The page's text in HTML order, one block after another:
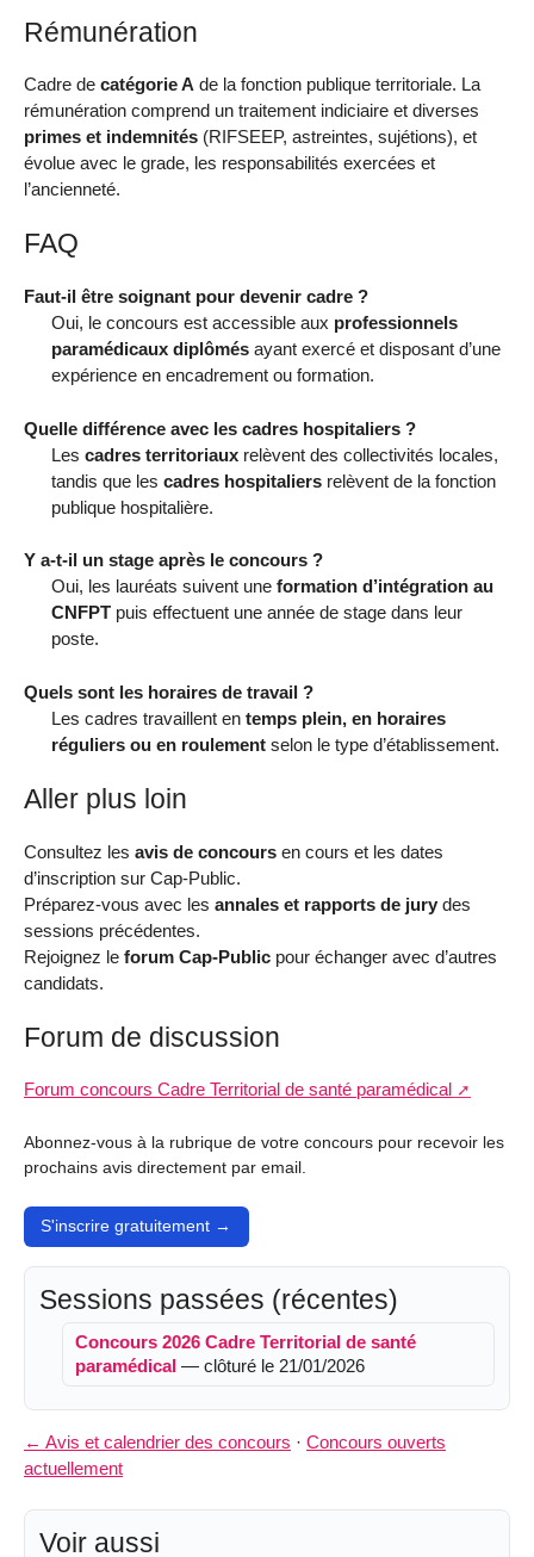
Rémunération
Cadre de catégorie A de la fonction publique territoriale. La
rémunération comprend un traitement indiciaire et diverses
primes et indemnités (RIFSEEP, astreintes, sujétions), et
évolue avec le grade, les responsabilités exercées et
l’ancienneté.
FAQ
Faut-il être soignant pour devenir cadre ?
Oui, le concours est accessible aux professionnels
paramédicaux diplômésayant exercé et disposant d’une
expérience en encadrement ou formation.
Quelle différence avec les cadres hospitaliers ?
Les cadres territoriauxrelèvent des collectivités locales,
tandis que les cadres hospitaliersrelèvent de la fonction
publique hospitalière.
Y a-t-il un stage après le concours ?
Oui, les lauréats suivent une formation d’intégration au
CNFPTpuis effectuent une année de stage dans leur
poste.
Quels sont les horaires de travail ?
Les cadres travaillent en temps plein, en horaires
réguliers ou en roulementselon le type d’établissement.
Aller plus loin
Consultez les avis de concours en cours et les dates
d’inscription sur Cap-Public.
Préparez-vous avec les annales et rapports de jury des
sessions précédentes.
Rejoignez le forum Cap-Public pour échanger avec d’autres
candidats.
Forum de discussion
Forum concours Cadre Territorial de santé paramédical
Abonnez-vous à la rubrique de votre concours pour recevoir les
prochains avis directement par email.
S'inscrire gratuitement →
Sessions passées (récentes)
Concours 2026 Cadre Territorial de santé
paramédical— clôturé le 21/01/2026
← Avis et calendrier des concours · Concours ouverts
actuellement
Voir aussi